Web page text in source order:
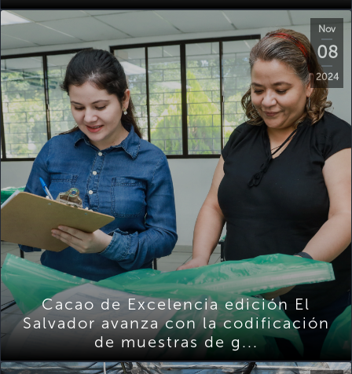
Nov
08
2024
Cacao de Excelencia edición El
Salvador avanza con la codificación
de muestras de g...